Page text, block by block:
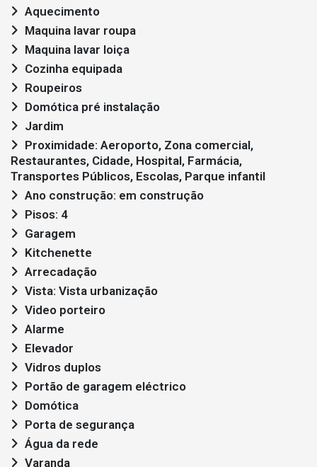
Aquecimento
Maquina lavar roupa
Maquina lavar loiça
Cozinha equipada
Roupeiros
Domótica pré instalação
Jardim
Restaurantes, Cidade, Hospital, Farmácia,
Transportes Públicos, Escolas, Parque infantil
Ano construção: em construção
Pisos: 4
Garagem
Kitchenette
Arrecadação
Vista: Vista urbanização
Video porteiro
Alarme
Elevador
Vidros duplos
Portão de garagem eléctrico
Domótica
Porta de segurança
Água da rede
Varanda